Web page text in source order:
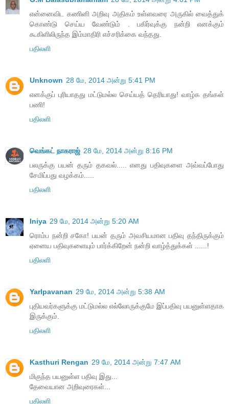
என்னைவிட கணினி அறிவு அதிகம் உள்ளவரை அருகில் வைத்துக்
கொண்டு செய்ய வேண்டும் . பகிர்வுக்கு நன்றி எனக்கும்
கூகிளிலிருந்த இம்மாதிரி எச்சரிக்கை வந்தது.
பதிலளி
Unknown 28 மே, 2014 அன்று 5:41 PM
எனக்குப் புரியாதது மட்டுமல்ல செய்யத் தெரியாது! வாழ்க தங்கள்
பணி!
பதிலளி
வெங்கட் நாகராஜ் 28 மே, 2014 அன்று 8:16 PM
பலருக்கு பயன் தரும் தகவல்..... எனது பதிவுகளை அவ்வப்போது
சேமிப்பது வழக்கம்.....
பதிலளி
Iniya 29 மே, 2014 அன்று 5:20 AM
ரொம்ப நன்றி சகோ! பயன் தரும் அவசியமான பதிவு தந்திருக்கும்
ஏனைய பதிவுகளையும் பார்க்கிறேன் நன்றி வாழ்த்துக்கள் ......!
பதிலளி
Yarlpavanan 29 மே, 2014 அன்று 5:38 AM
புதியவர்களுக்கு மட்டுமல்ல எல்லோருக்குமே இப்பதிவு பயனுள்ளதாக
இருக்கும்.
பதிலளி
Kasthuri Rengan 29 மே, 2014 அன்று 7:47 AM
மிகுந்த பயனுள்ள பதிவு இது...
தேவையான அறிவுரைகள்...
பதிலளி